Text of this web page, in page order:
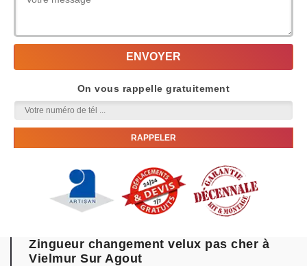
On vous rappelle gratuitement
Zingueur changement velux pas cher à
Vielmur Sur Agout